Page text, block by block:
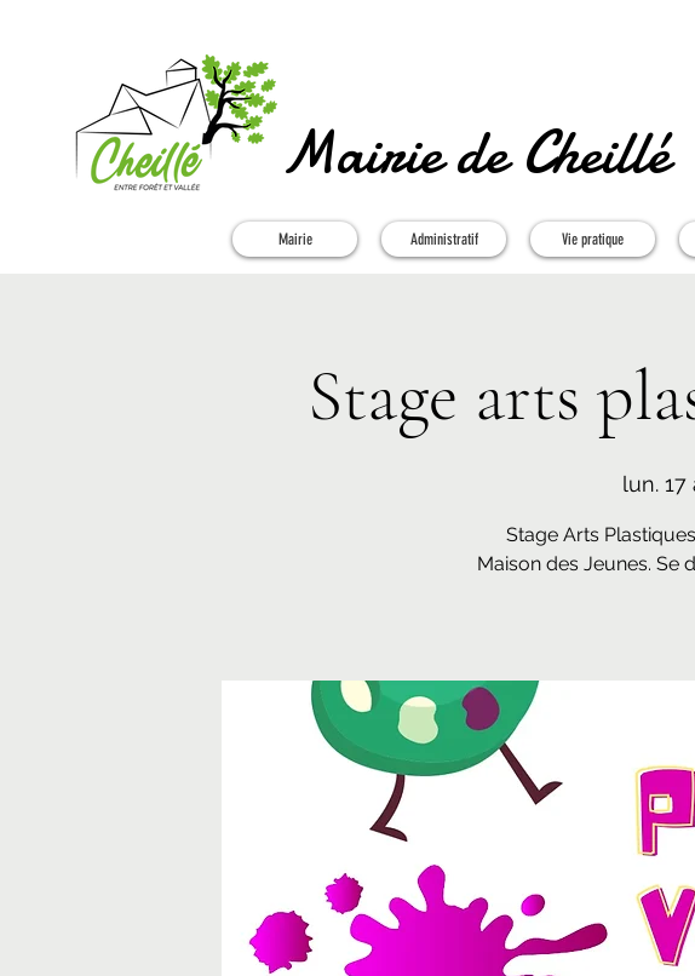
Mairie de Cheillé
Mairie Administratif Vie pratique
Stage arts
lun. 17
Stage Arts
Maison des Jeunes. Se